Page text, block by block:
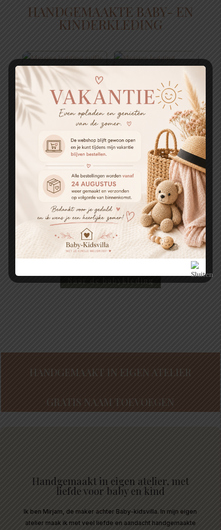
HANDGEMAAKTE BABY- EN
KINDERKLEDING
Meisjes legging
ruffle jacquard
lila
€ 23.95
Meisjes legging
hartjes rood
€23.95
Newborn broekje
legging licht
zalmroze
18.95
Baby overslag
shirtje panter
beige
€ 23.95
Naar de babykleding
HANDGEMAAKT IN EIGEN ATELIER
GRATIS NAAM TOEVOEGEN
SNELLE VERZENDING, ALTIJD FEESTELIJK
VERPAKT
Handgemaakt in eigen atelier, met
liefde voor baby en kind
Ik ben Mirjam, de maker achter Baby-kidsvilla. In mijn eigen
atelier maak ik met veel liefde en aandacht handgemaakte